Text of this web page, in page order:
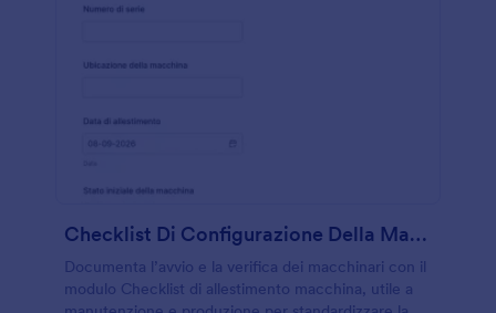
Checklist Di Configurazione Della Macchina
Documenta l’avvio e la verifica dei macchinari con il
modulo Checklist di allestimento macchina, utile a